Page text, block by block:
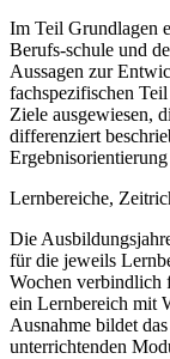
Im Teil Grundlagen
Berufs-schule und
Aussagen zur
fachspezifischen
Ziele ausgewiesen,
differenziert
Lernbereiche,
Die
für die jeweils
Wochen verbindlich
ein Lernbereich mit
Ausnahme bildet
unterrichtenden